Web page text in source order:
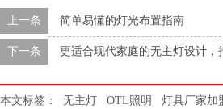
上一条 简单易懂的灯光布置指南
下一条 更适合现代家庭的无主灯设计
本文标签： 无主灯 OTL照明 灯具厂家加